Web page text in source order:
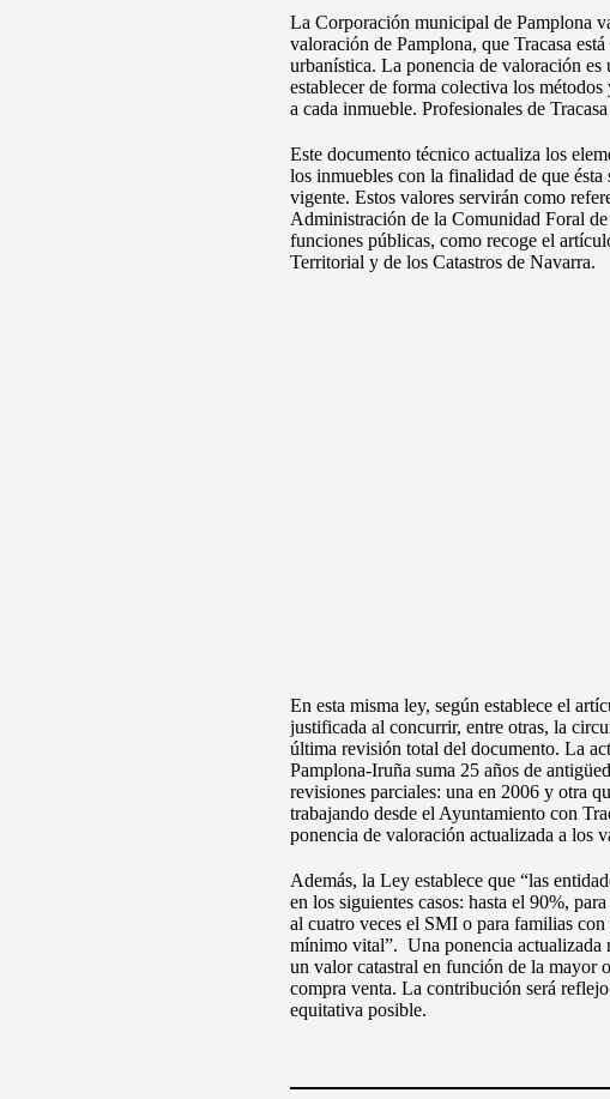
La Corporación municipal de Pamplona
valoración de Pamplona, que Tracasa
urbanística. La ponencia de valoración
establecer de forma colectiva los
a cada inmueble. Profesionales de
Este documento técnico actualiza los
los inmuebles con la finalidad de que
vigente. Estos valores servirán como
Administración de la Comunidad Foral
funciones públicas, como recoge el
Territorial y de los Catastros de Navarra.
En esta misma ley, según establece el
justificada al concurrir, entre otras, la
última revisión total del documento. La
Pamplona-Iruña suma 25 años de
revisiones parciales: una en 2006 y otra
trabajando desde el Ayuntamiento con
ponencia de valoración actualizada a los
Además, la Ley establece que “las
en los siguientes casos: hasta el 90%,
al cuatro veces el SMI o para familias
mínimo vital”. Una ponencia actualizada
un valor catastral en función de la mayor
compra venta. La contribución será
equitativa posible.